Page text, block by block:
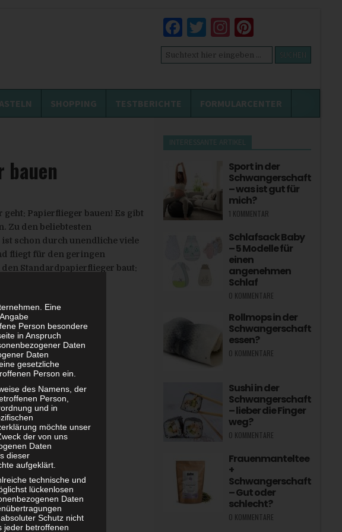
Facebook
Twitter
Instagram
Suchen
nach:
SHOPPING TESTBERICHTE FORMULARCENTER
Papierflieger bauen! Es gibt
Zu den beliebtesten
schon durch unendliche viele
fliegt für den geringen
Standardpapierflieger baut:
den Tisch.
INTERESSANTE ARTIKEL
Sport in der
Schwangerschaft
– was ist gut für
mich?
1 KOMMENTAR
Schlafsack Baby
– 5 Modelle für
einen
angenehmen
Schlaf
0 KOMMENTARE
Rollmops in der
Schwangerschaft
essen?
0 KOMMENTARE
Sushi in der
Schwangerschaft
– lieber die Finger
weg?
0 KOMMENTARE
Frauenmanteltee
+
Schwangerschaft
– Gut oder
schlecht?
0 KOMMENTARE
Eine
Person besondere
in Anspruch
Daten
Daten
gesetzliche
Person ein.
des Namens, der
Person,
und in
möchte unser
der von uns
Daten
dieser
aufgeklärt.
technische und
lückenlosen
Daten
Schutz nicht
jeder betroffenen